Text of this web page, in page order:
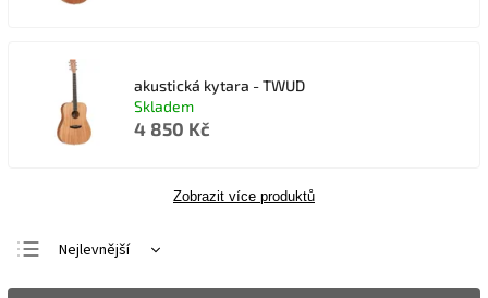
akustická kytara - TWUD
Skladem
4 850 Kč
Zobrazit více produktů
Nejlevnější
Nejdražší